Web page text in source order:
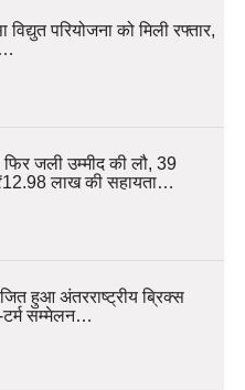
परियोजना को मिली रफ्तार,
फिर जली उम्मीद की लौ, 39
लाख की सहायता…
हुआ अंतरराष्ट्रीय ब्रिक्स
सम्मेलन…